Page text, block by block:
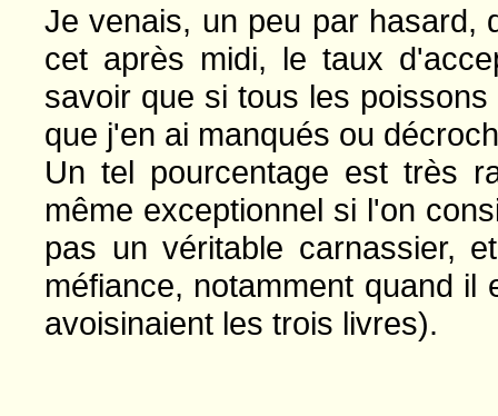
Je venais, un peu par hasard,
cet après midi, le taux
savoir que si tous les
que j'en ai manqués ou
Un tel pourcentage est très
même exceptionnel si l'on
pas un véritable carnassier,
méfiance, notamment quand
avoisinaient les trois livres).